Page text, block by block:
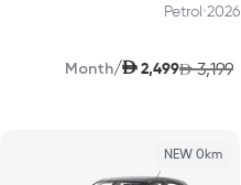
2026
•
Petrol
AED 3,199
AED 2,499
/
Month
NEW 0km